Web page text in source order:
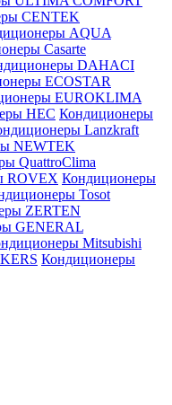
CENTEK
AQUA
Casarte
DAHACI
ECOSTAR
EUROKLIMA
HEC Кондиционеры
Lanzkraft
NEWTEK
QuattroClima
ROVEX Кондиционеры
Tosot
ZERTEN
GENERAL
Mitsubishi
Кондиционеры